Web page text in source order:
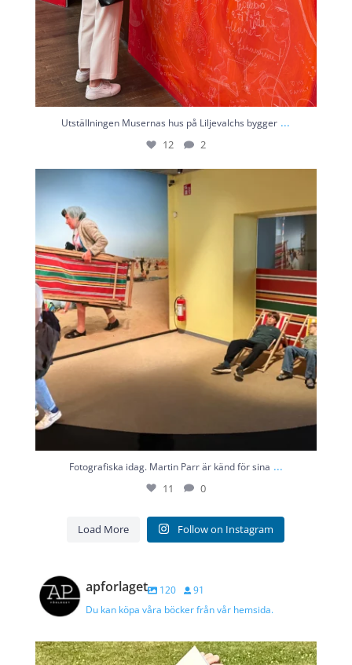
Utställningen Musernas hus på Liljevalchs bygger ...
12 2
Fotografiska idag. Martin Parr är känd för sina
Fotografiska idag. Martin Parr är känd för sina ...
11 0
Load More Follow on Instagram
apforlaget 120
91
Du kan köpa våra böcker från vår hemsida.
https://www.arhammar.se/blog/kara-kalle-alskade-ju...